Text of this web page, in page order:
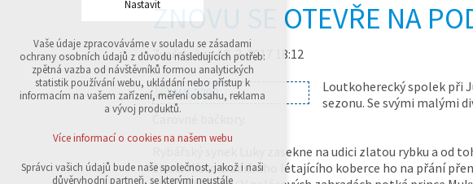
ZNOVU SE OTEVŘE NA
Zveřejněno 18. 3. 2017 18:12
Loutkoherecký spolek při
sezonu. Se svými malými
Rybářský synek Luky zasekne na udici zlatou rybku a od
život. Místo tradičního létajícího koberce ho na přání
Nastavit
Technická cookies
nutná pro provozování webu
udržení kontextu stránek (session): případná
přihlášení, volby jazyka, apod.
analytická pro anonymizované vyhodnocení
návštěvnosti
marketingová cookies (Google,Sklik)
Vaše údaje zpracováváme v souladu se zásadami
ochrany osobních údajů z důvodu následujících potřeb:
zpětná vazba od návštěvníků formou analytických
statistik používání webu, ukládání nebo přístup k
informacím na vašem zařízení, měření obsahu, reklama
a vývoj produktů.
Více informací o cookies na našem webu
Správci vašich údajů bude naše společnost, jakož i naši
důvěryhodní partneři, se kterými neustále